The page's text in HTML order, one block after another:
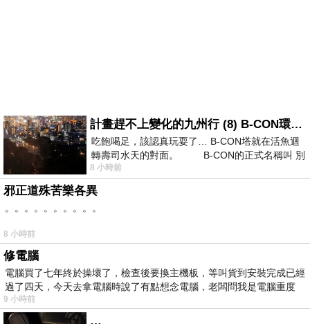
計畫趕不上變化的九州行 (8) B-CON環球塔
吃飽喝足，該認真玩耍了… B-CON塔就在活魚迴
轉壽司水天的對面。 B-CON的正式名稱叫 別
8 小時前
邪正道殊苦樂各異
。。。。。。。。。。
8 小時前
修電腦
電腦買了七年終於操壞了，檢查後要換主機板，等叫貨到安裝完成已經
過了四天，今天去拿電腦時說了有點想念電腦，老闆問我是電腦重度
9 小時前
…